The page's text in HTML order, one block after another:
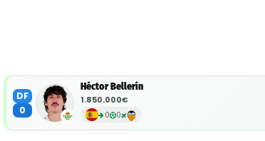
DF
0
Héctor Bellerín
1.850.000€
0 0